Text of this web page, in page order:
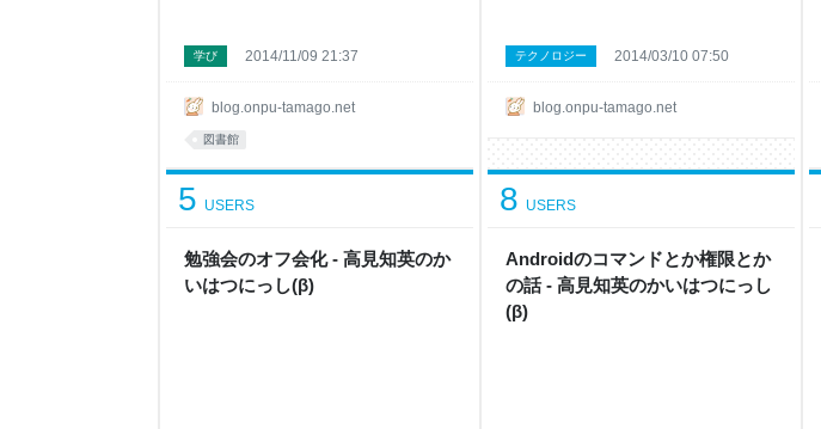
blog.onpu-tamago.net
学び 2014/11/09 21:37
図書館
blog.onpu-tamago.net
テクノロジー 2014/03/10 07:50
勉強会のオフ会化 - 高見知英のか
いはつにっし(β)
5 USERS
Androidのコマンドとか権限とか
の話 - 高見知英のかいはつにっし
(β)
8 USERS